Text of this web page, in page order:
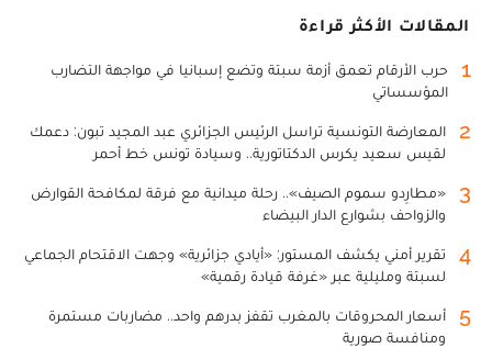
المقالات الأكثر قراءة
1
حرب الأرقام تعمق أزمة سبتة وتضع إسبانيا في مواجهة التضارب
المؤسساتي
2
المعارضة التونسية تراسل الرئيس الجزائري عبد المجيد تبون: دعمك
لقيس سعيد يكرس الدكتاتورية.. وسيادة تونس خط أحمر
3
«مطارِدو سموم الصيف».. رحلة ميدانية مع فرقة لمكافحة القوارض
والزواحف بشوارع الدار البيضاء
4
تقرير أمني يكشف المستور: «أيادي جزائرية» وجهت الاقتحام الجماعي
لسبتة ومليلية عبر «غرفة قيادة رقمية»
5
أسعار المحروقات بالمغرب تقفز بدرهم واحد.. مضاربات مستمرة
ومنافسة صورية